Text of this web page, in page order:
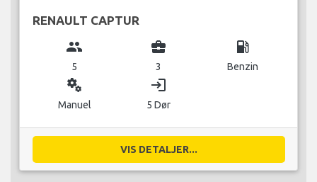
RENAULT CAPTUR
group
5
business_center
3
local_gas_station
Benzin
miscellaneous_services
Manuel
login
5 Dør
VIS DETALJER...